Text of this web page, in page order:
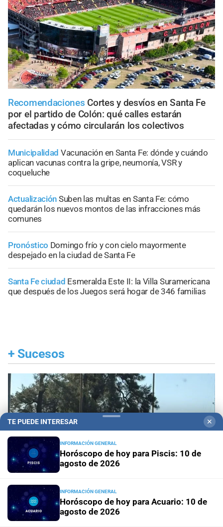
Recomendaciones Cortes y desvíos en Santa Fe
por el partido de Colón: qué calles estarán
afectadas y cómo circularán los colectivos
Municipalidad Vacunación en Santa Fe: dónde y cuándo
aplican vacunas contra la gripe, neumonía, VSR y
coqueluche
Actualización Suben las multas en Santa Fe: cómo
quedarán los nuevos montos de las infracciones más
comunes
Pronóstico Domingo frío y con cielo mayormente
despejado en la ciudad de Santa Fe
Santa Fe ciudad Esmeralda Este II: la Villa Suramericana
que después de los Juegos será hogar de 346 familias
+ Sucesos
TE PUEDE INTERESAR ✕
INFORMACIÓN GENERAL
Horóscopo de hoy para Piscis: 10 de
agosto de 2026
INFORMACIÓN GENERAL
Horóscopo de hoy para Acuario: 10 de
agosto de 2026